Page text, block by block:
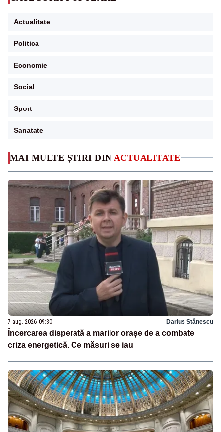
MAI MULTE ȘTIRI DIN ACTUALITATE
7 aug. 2026, 09:30 Darius Stănescu
Încercarea disperată a marilor orașe de a combate
criza energetică. Ce măsuri se iau
Actualitate
Politica
Economie
Social
Sport
Sanatate